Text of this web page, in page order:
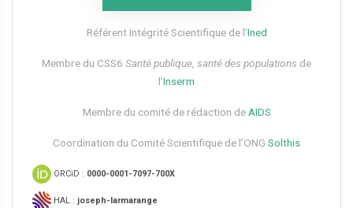
Référent Intégrité Scientifique de l’Ined
Membre du CSS6​ Santé publique, santé des populations de
l’Inserm
Membre du comité de rédaction de AIDS
Coordination du Comité Scientifique de l’ONG Solthis
ORCiD : 0000-0001-7097-700X
HAL : joseph-larmarange